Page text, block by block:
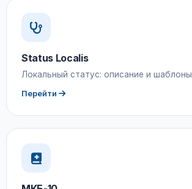
Status Localis
Локальный статус: описание и шаблоны
Перейти